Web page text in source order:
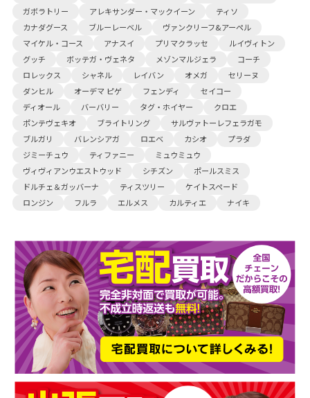
ガボラトリー
アレキサンダー・マックイーン
ティソ
カナダグース
ブルーレーベル
ヴァンクリーフ&アーペル
マイケル・コース
アナスイ プリマクラッセ
ルイヴィトン
グッチ
ボッテガ・ヴェネタ メゾンマルジェラ
コーチ
ロレックス
シャネル レイバン オメガ
セリーヌ
ダンヒル
オーデマ ピゲ フェンディ
セイコー
ディオール
バーバリー タグ・ホイヤー
クロエ
ポンテヴェキオ
ブライトリング
サルヴァトーレフェラガモ
ブルガリ
バレンシアガ ロエベ カシオ
プラダ
ジミーチュウ
ティファニー
ミュウミュウ
ヴィヴィアンウエストウッド
シチズン
ポールスミス
ドルチェ＆ガッバーナ
ティスツリー
ケイトスペード
ロンジン
フルラ エルメス カルティエ ナイキ